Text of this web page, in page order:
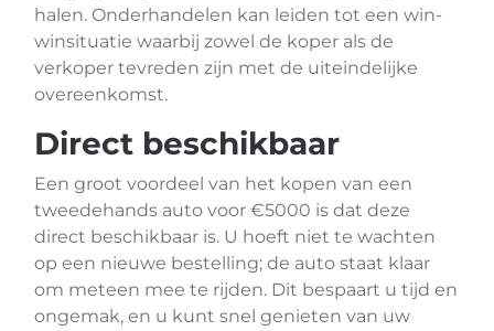
halen. Onderhandelen kan leiden tot een win-
winsituatie waarbij zowel de koper als de
verkoper tevreden zijn met de uiteindelijke
overeenkomst.
Direct beschikbaar
Een groot voordeel van het kopen van een
tweedehands auto voor €5000 is dat deze
direct beschikbaar is. U hoeft niet te wachten
op een nieuwe bestelling; de auto staat klaar
om meteen mee te rijden. Dit bespaart u tijd en
ongemak, en u kunt snel genieten van uw